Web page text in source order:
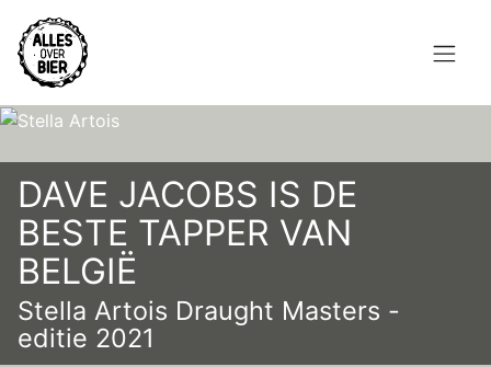
Overslaan
en
naar
inhoudHoofdnavigatie
BROUWEN
BLOG
DAVE JACOBS IS DE
BESTE TAPPER VAN
BELGIË
Stella Artois Draught Masters -
editie 2021